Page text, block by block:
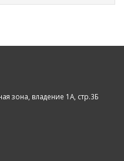
зона, владение 1А, стр.3Б